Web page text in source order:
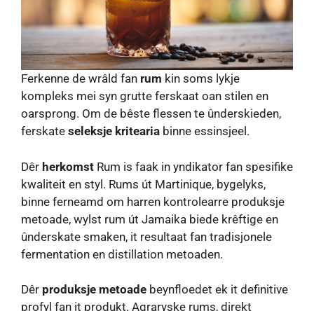
Ferkenne de wrâld fan rum kin soms lykje
kompleks mei syn grutte ferskaat oan stilen en
oarsprong. Om de bêste flessen te ûnderskieden,
ferskate seleksje kritearia binne essinsjeel.
Dêr herkomst Rum is faak in yndikator fan spesifike
kwaliteit en styl. Rums út Martinique, bygelyks,
binne ferneamd om harren kontrolearre produksje
metoade, wylst rum út Jamaika biede krêftige en
ûnderskate smaken, it resultaat fan tradisjonele
fermentation en distillation metoaden.
Dêr produksje metoade beynfloedet ek it definitive
profyl fan it produkt. Agraryske rums, direkt